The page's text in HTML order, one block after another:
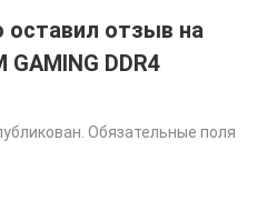
оставил отзыв на
GAMING DDR4
Обязательные поля